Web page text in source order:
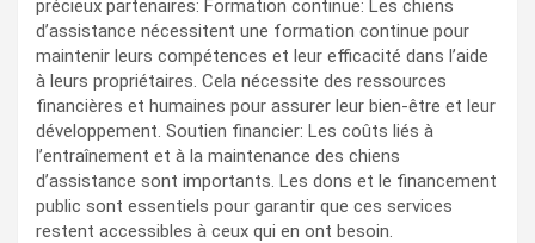
précieux partenaires: Formation continue: Les chiens
d’assistance nécessitent une formation continue pour
maintenir leurs compétences et leur efficacité dans l’aide
à leurs propriétaires. Cela nécessite des ressources
financières et humaines pour assurer leur bien-être et leur
développement. Soutien financier: Les coûts liés à
l’entraînement et à la maintenance des chiens
d’assistance sont importants. Les dons et le financement
public sont essentiels pour garantir que ces services
restent accessibles à ceux qui en ont besoin.